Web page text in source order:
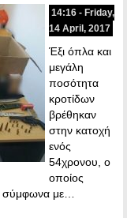
14:16 - Friday,
14 April, 2017
Έξι όπλα και
μεγάλη
ποσότητα
κροτίδων
βρέθηκαν
στην κατοχή
ενός
54χρονου, ο
οποίος
σύμφωνα με…